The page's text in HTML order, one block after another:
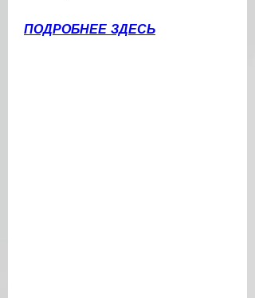
ПОДРОБНЕЕ ЗДЕСЬ